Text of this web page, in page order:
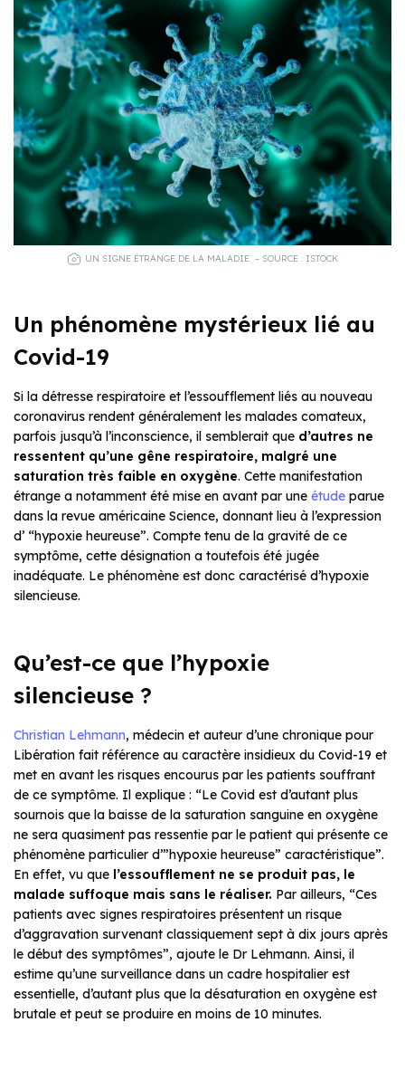
UN SIGNE ÉTRANGE DE LA MALADIE – SOURCE : ISTOCK
Un phénomène mystérieux lié au
Covid-19
Si la détresse respiratoire et l’essoufflement liés au nouveau
coronavirus rendent généralement les malades comateux,
parfois jusqu’à l’inconscience, il semblerait que d’autres ne
ressentent qu’une gêne respiratoire, malgré une
saturation très faible en oxygène. Cette manifestation
étrange a notamment été mise en avant par une étude parue
dans la revue américaine Science, donnant lieu à l’expression
d’ “hypoxie heureuse”. Compte tenu de la gravité de ce
symptôme, cette désignation a toutefois été jugée
inadéquate. Le phénomène est donc caractérisé d’hypoxie
silencieuse.
Qu’est-ce que l’hypoxie
silencieuse ?
Christian Lehmann, médecin et auteur d’une chronique pour
Libération fait référence au caractère insidieux du Covid-19 et
met en avant les risques encourus par les patients souffrant
de ce symptôme. Il explique : “Le Covid est d’autant plus
sournois que la baisse de la saturation sanguine en oxygène
ne sera quasiment pas ressentie par le patient qui présente ce
phénomène particulier d’”hypoxie heureuse” caractéristique”.
En effet, vu que l’essoufflement ne se produit pas, le
malade suffoque mais sans le réaliser. Par ailleurs, “Ces
patients avec signes respiratoires présentent un risque
d’aggravation survenant classiquement sept à dix jours après
le début des symptômes”, ajoute le Dr Lehmann. Ainsi, il
estime qu’une surveillance dans un cadre hospitalier est
essentielle, d’autant plus que la désaturation en oxygène est
brutale et peut se produire en moins de 10 minutes.